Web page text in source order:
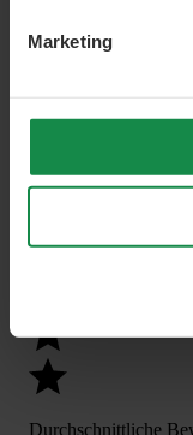
Marketing
Durchschnittliche